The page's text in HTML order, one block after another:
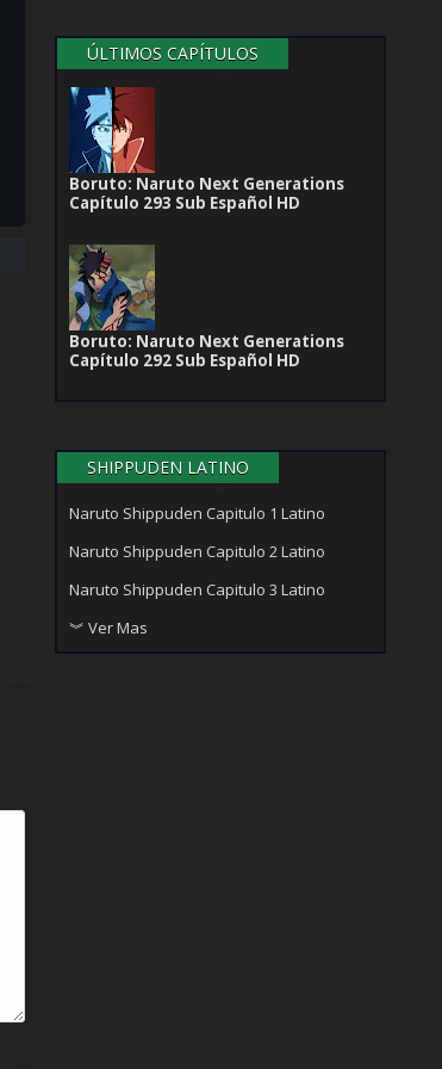
ÚLTIMOS CAPÍTULOS
Boruto: Naruto Next Generations
Capítulo 293 Sub Español HD
Boruto: Naruto Next Generations
Capítulo 292 Sub Español HD
SHIPPUDEN LATINO
Naruto Shippuden Capitulo 1 Latino
Naruto Shippuden Capitulo 2 Latino
Naruto Shippuden Capitulo 3 Latino
︾ Ver Mas